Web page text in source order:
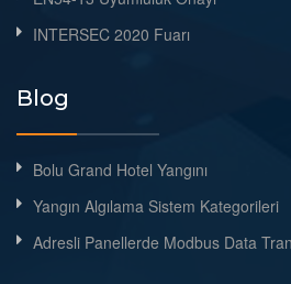
INTERSEC 2020 Fuarı
Blog
Bolu Grand Hotel Yangını
Yangın Algılama Sistem Kategorileri
Adresli Panellerde Modbus Data